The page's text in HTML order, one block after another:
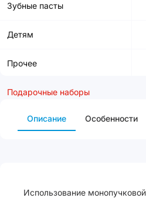
Зубные пасты
Детям
Прочее
Подарочные наборы
Описание Особенности
Использование